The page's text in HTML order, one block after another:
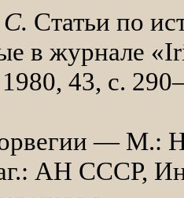
С. Статьи по
в журнале «
43, с.
— М.:
АН СССР,